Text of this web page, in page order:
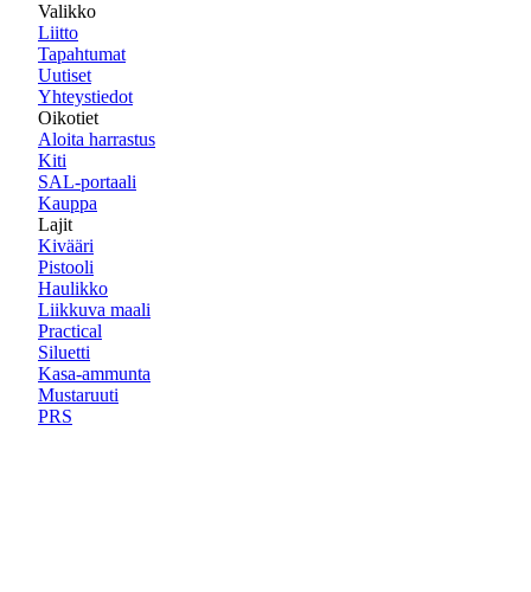
Valikko
Liitto
Tapahtumat
Uutiset
Yhteystiedot
Oikotiet
Aloita harrastus
Kiti
SAL-portaali
Kauppa
Lajit
Kivääri
Pistooli
Haulikko
Liikkuva maali
Practical
Siluetti
Kasa-ammunta
Mustaruuti
PRS